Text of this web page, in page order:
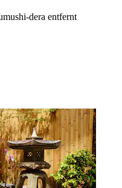
dera entfernt